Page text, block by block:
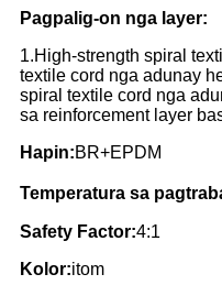
Pagpalig-on nga layer:
1.High-strength spiral
textile cord nga adunay
spiral textile cord nga
sa reinforcement layer
Hapin:BR+EPDM
Temperatura sa
Safety Factor:4:1
Kolor:itom